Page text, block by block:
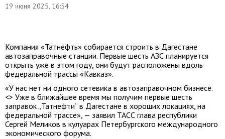
19 июня 2025, 16:54
Егор
Компания «Татнефть» собирается строить в Дагестане
автозаправочные станции. Первые шесть АЗС планируется
открыть уже в этом году, они будут расположены вдоль
федеральной трассы «Кавказ».
«У нас нет ни одного сетевика в автозаправочном бизнесе.
<> Уже в ближайшее время мы получим первые шесть
заправок „Татнефти“ в Дагестане в хороших локациях, на
федеральной трассе», — заявил ТАСС глава республики
Сергей Меликов в кулуарах Петербургского международного
экономического форума.